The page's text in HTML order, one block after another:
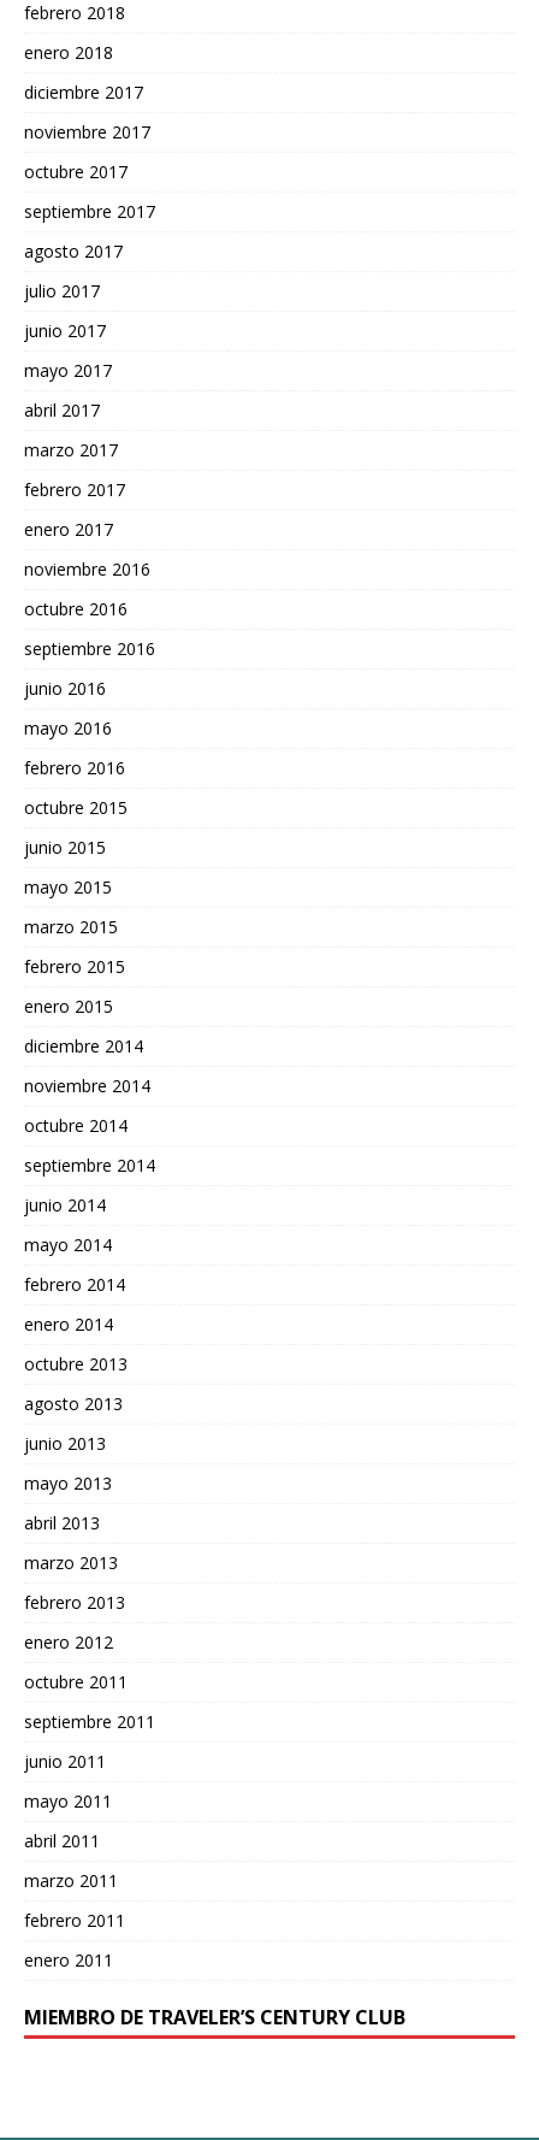
febrero 2018
enero 2018
diciembre 2017
noviembre 2017
octubre 2017
septiembre 2017
agosto 2017
julio 2017
junio 2017
mayo 2017
abril 2017
marzo 2017
febrero 2017
enero 2017
noviembre 2016
octubre 2016
septiembre 2016
junio 2016
mayo 2016
febrero 2016
octubre 2015
junio 2015
mayo 2015
marzo 2015
febrero 2015
enero 2015
diciembre 2014
noviembre 2014
octubre 2014
septiembre 2014
junio 2014
mayo 2014
febrero 2014
enero 2014
octubre 2013
agosto 2013
junio 2013
mayo 2013
abril 2013
marzo 2013
febrero 2013
enero 2012
octubre 2011
septiembre 2011
junio 2011
mayo 2011
abril 2011
marzo 2011
febrero 2011
enero 2011
MIEMBRO DE TRAVELER’S CENTURY CLUB